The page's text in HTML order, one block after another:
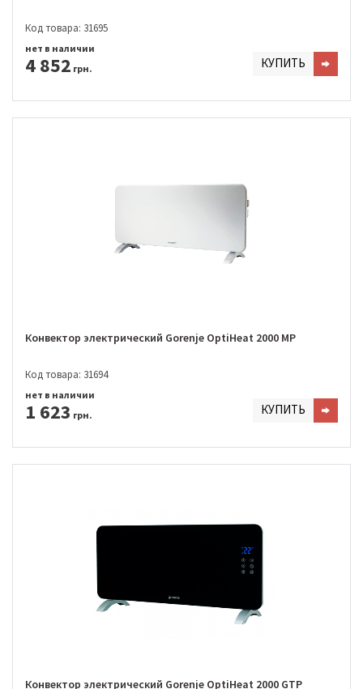
Код товара: 31695
4 852 грн.
нет в наличии
КУПИТЬ
Конвектор электрический Gorenje OptiHeat 2000 MP
Код товара: 31694
1 623 грн.
нет в наличии
КУПИТЬ
Конвектор электрический Gorenje OptiHeat 2000 GTP